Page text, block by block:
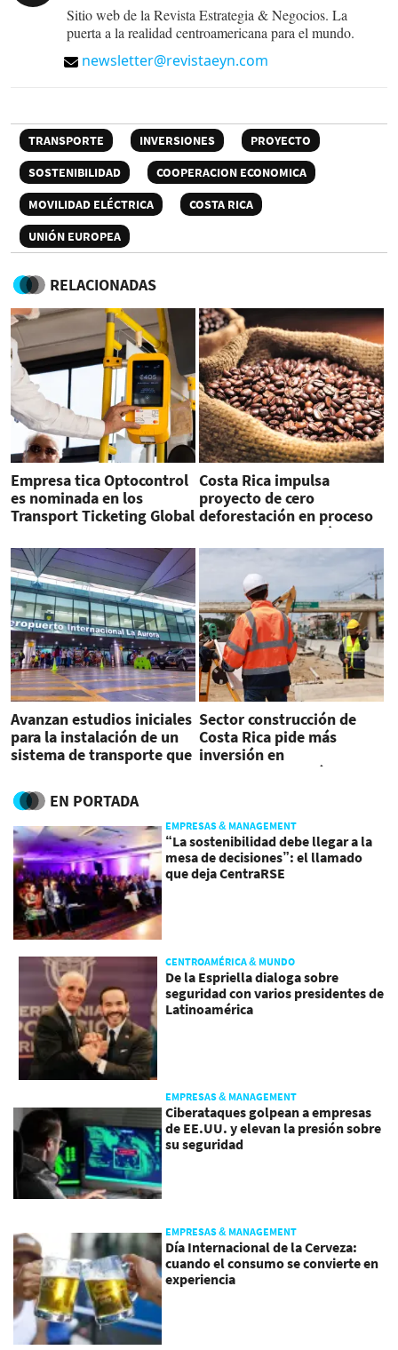
Sitio web de la Revista Estrategia & Negocios. La
puerta a la realidad centroamericana para el mundo.
newsletter@revistaeyn.com
TRANSPORTE INVERSIONES
PROYECTO
SOSTENIBILIDAD
COOPERACION ECONOMICA
MOVILIDAD ELÉCTRICA
COSTA RICA
UNIÓN EUROPEA
RELACIONADAS
Empresa tica Optocontrol
es nominada en los
Transport Ticketing Global
Costa Rica impulsa
proyecto de cero
deforestación en proceso
productivo del café
Avanzan estudios iniciales
para la instalación de un
sistema de transporte que
Aurora con Antigua
Guatemala
Sector construcción de
Costa Rica pide más
inversión en
infraestructura pública
EN PORTADA
EMPRESAS & MANAGEMENT
“La sostenibilidad debe llegar a la
mesa de decisiones”: el llamado
que deja CentraRSE
CENTROAMÉRICA & MUNDO
De la Espriella dialoga sobre
seguridad con varios presidentes de
Latinoamérica
EMPRESAS & MANAGEMENT
Ciberataques golpean a empresas
de EE.UU. y elevan la presión sobre
su seguridad
EMPRESAS & MANAGEMENT
Día Internacional de la Cerveza:
cuando el consumo se convierte en
experiencia